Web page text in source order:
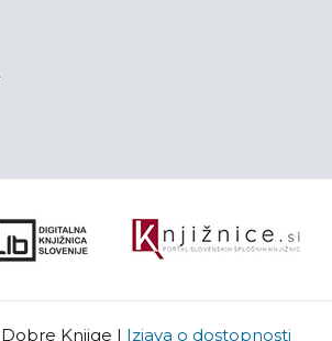
Knjige | Izjava o dostopnosti